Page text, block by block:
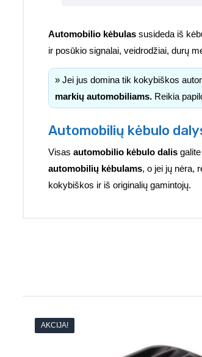
Automobilio kėbulas susideda iš
ir posūkio signalai, veidrodžiai, durų
» Jei jus domina tik kokybiškos
markių automobiliams. Reikia
Automobilių kėbulo
Visas automobilio kėbulo dalis
automobilių kėbulams, o jei jų nėra,
kokybiškos ir iš originalių gamintojų.
AKCIJA!